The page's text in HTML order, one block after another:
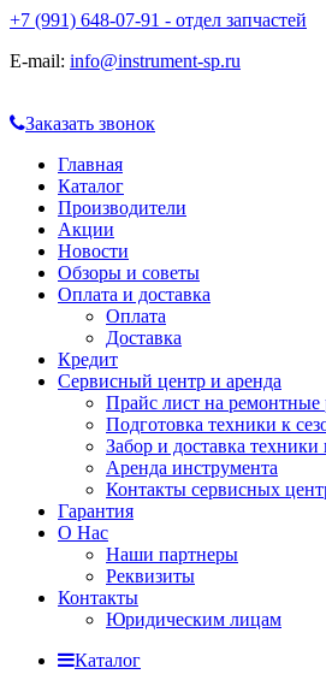
+7 (991) 648-07-91 - отдел запчастей
E-mail: info@instrument-sp.ru
Заказать звонок
Главная
Каталог
Производители
Акции
Новости
Обзоры и советы
Оплата и доставка
Оплата
Доставка
Кредит
Сервисный центр и аренда
Прайс лист на ремонтные
Подготовка техники к
Забор и доставка техники
Аренда инструмента
Контакты сервисных
Гарантия
О Нас
Наши партнеры
Реквизиты
Контакты
Юридическим лицам
Каталог